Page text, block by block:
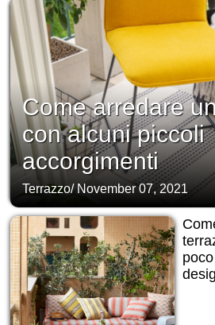
Come arredare
con alcuni piccoli
accorgimenti
Terrazzo/ November 07, 2021